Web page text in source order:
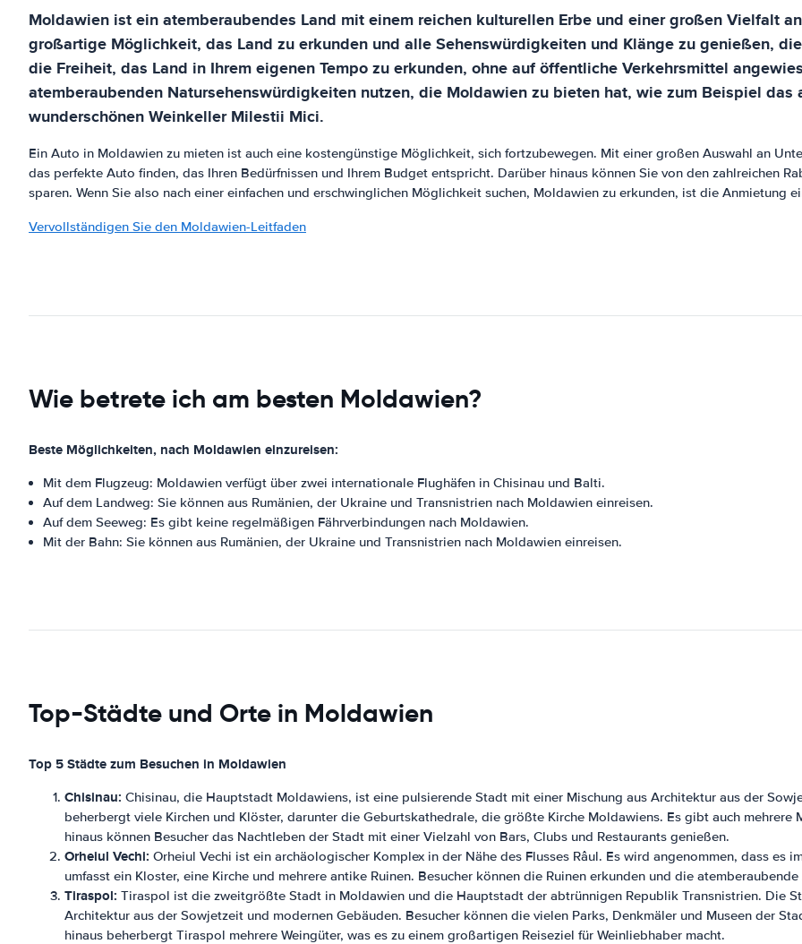
Moldawien ist ein atemberaubendes Land mit einem reichen kulturellen Erbe und einer großen Vielfalt
großartige Möglichkeit, das Land zu erkunden und alle Sehenswürdigkeiten und Klänge zu genießen,
die Freiheit, das Land in Ihrem eigenen Tempo zu erkunden, ohne auf öffentliche Verkehrsmittel
atemberaubenden Natursehenswürdigkeiten nutzen, die Moldawien zu bieten hat, wie zum Beispiel
wunderschönen Weinkeller Milestii Mici.
Ein Auto in Moldawien zu mieten ist auch eine kostengünstige Möglichkeit, sich fortzubewegen. Mit einer großen Auswahl an
das perfekte Auto finden, das Ihren Bedürfnissen und Ihrem Budget entspricht. Darüber hinaus können Sie von den zahlreichen
sparen. Wenn Sie also nach einer einfachen und erschwinglichen Möglichkeit suchen, Moldawien zu erkunden, ist die Anmietung
Vervollständigen Sie den Moldawien-Leitfaden
Wie betrete ich am besten Moldawien?
Beste Möglichkeiten, nach Moldawien einzureisen:
Mit dem Flugzeug: Moldawien verfügt über zwei internationale Flughäfen in Chisinau und Balti.
Auf dem Landweg: Sie können aus Rumänien, der Ukraine und Transnistrien nach Moldawien einreisen.
Auf dem Seeweg: Es gibt keine regelmäßigen Fährverbindungen nach Moldawien.
Mit der Bahn: Sie können aus Rumänien, der Ukraine und Transnistrien nach Moldawien einreisen.
Top-Städte und Orte in Moldawien
Top 5 Städte zum Besuchen in Moldawien
Chisinau: Chisinau, die Hauptstadt Moldawiens, ist eine pulsierende Stadt mit einer Mischung aus Architektur aus der
beherbergt viele Kirchen und Klöster, darunter die Geburtskathedrale, die größte Kirche Moldawiens. Es gibt auch mehrere
hinaus können Besucher das Nachtleben der Stadt mit einer Vielzahl von Bars, Clubs und Restaurants genießen.
Orheiul Vechi: Orheiul Vechi ist ein archäologischer Komplex in der Nähe des Flusses Râul. Es wird angenommen, dass es
umfasst ein Kloster, eine Kirche und mehrere antike Ruinen. Besucher können die Ruinen erkunden und die
Tiraspol: Tiraspol ist die zweitgrößte Stadt in Moldawien und die Hauptstadt der abtrünnigen Republik Transnistrien. Die
Architektur aus der Sowjetzeit und modernen Gebäuden. Besucher können die vielen Parks, Denkmäler und Museen der
hinaus beherbergt Tiraspol mehrere Weingüter, was es zu einem großartigen Reiseziel für Weinliebhaber macht.